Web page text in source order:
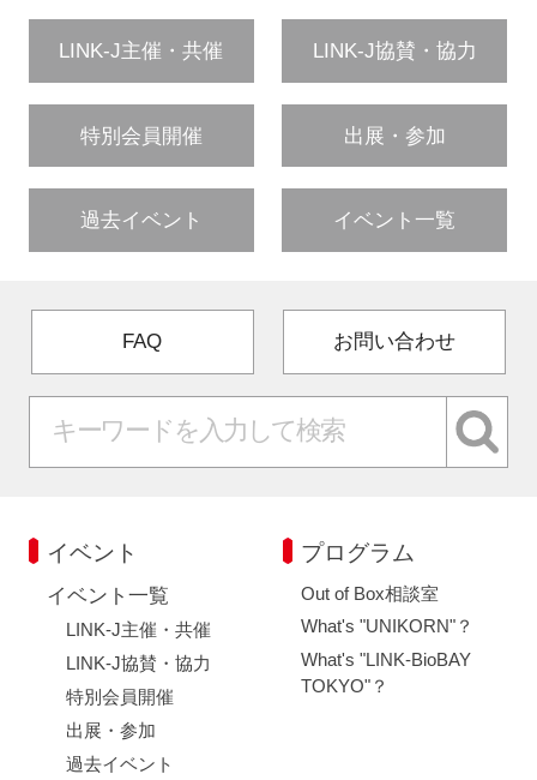
LINK-J主催・共催 LINK-J協賛・協力
特別会員開催 出展・参加
過去イベント イベント一覧
FAQ お問い合わせ
イベント
イベント一覧
LINK-J主催・共催
LINK-J協賛・協力
特別会員開催
出展・参加
過去イベント
プログラム
Out of Box相談室
What's "UNIKORN"？
What's "LINK-BioBAY
TOKYO"？